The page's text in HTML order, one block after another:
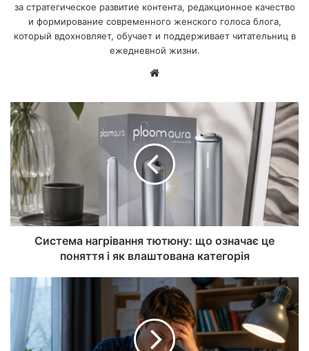
за стратегическое развитие контента, редакционное качество
и формирование современного женского голоса блога,
который вдохновляет, обучает и поддерживает читательниц в
ежедневной жизни.
Система нагрівання тютюну: що означає це
поняття і як влаштована категорія